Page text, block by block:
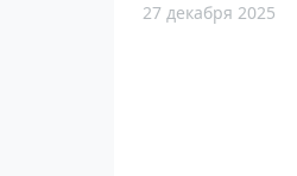
27 декабря 2025